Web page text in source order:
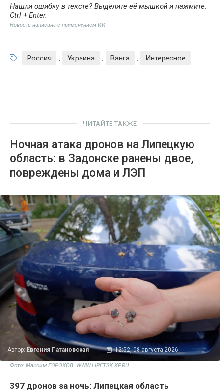
Нашли ошибку в тексте? Выделите её мышкой и нажмите:
Ctrl + Enter.
Новость написана с применением ИИ
Россия , Украина , Ванга , Интересное
ЧИТАЙТЕ ТАКЖЕ
Ночная атака дронов на Липецкую
область: в Задонске ранены двое,
повреждены дома и ЛЭП
Автор: Евгения Патановская 12:52, 08 августа 2026
Фото: Максим ГОРОХОВ. WWW.LIPETSK.KP.RU
397 дронов за ночь: Липецкая область